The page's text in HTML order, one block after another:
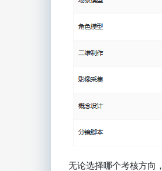
无论选择哪个考核方向，